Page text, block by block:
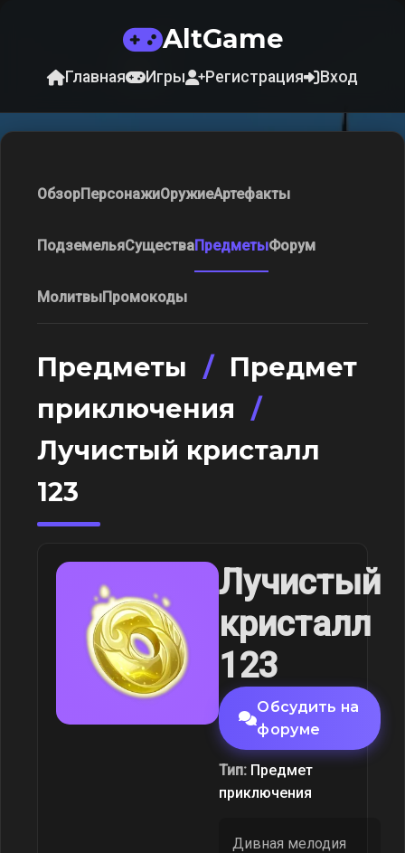
AltGame
Главная Игры Регистрация Вход
ОбзорПерсонажиОружиеАртефакты
ПодземельяСуществаПредметыФорум
МолитвыПромокоды
Предметы / Предмет
приключения /
Лучистый кристалл
123
Лучистый
кристалл
123
Обсудить на
форуме
Тип: Предмет
приключения
Дивная мелодия